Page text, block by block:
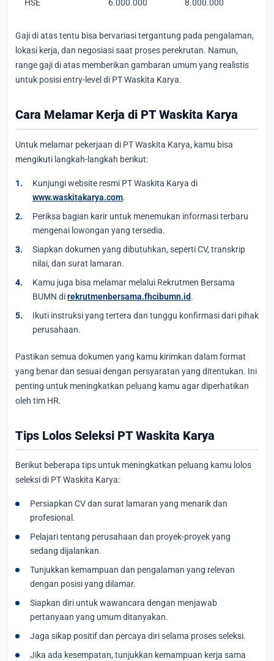
HSE 6.000.000 8.000.000
Gaji di atas tentu bisa bervariasi tergantung pada pengalaman,
lokasi kerja, dan negosiasi saat proses perekrutan. Namun,
range gaji di atas memberikan gambaran umum yang realistis
untuk posisi entry-level di PT Waskita Karya.
Cara Melamar Kerja di PT Waskita Karya
Untuk melamar pekerjaan di PT Waskita Karya, kamu bisa
mengikuti langkah-langkah berikut:
Kunjungi website resmi PT Waskita Karya di
www.waskitakarya.com.
Periksa bagian karir untuk menemukan informasi terbaru
mengenai lowongan yang tersedia.
Siapkan dokumen yang dibutuhkan, seperti CV, transkrip
nilai, dan surat lamaran.
Kamu juga bisa melamar melalui Rekrutmen Bersama
BUMN direkrutmenbersama.fhcibumn.id.
Ikuti instruksi yang tertera dan tunggu konfirmasi dari pihak
perusahaan.
Pastikan semua dokumen yang kamu kirimkan dalam format
yang benar dan sesuai dengan persyaratan yang ditentukan. Ini
penting untuk meningkatkan peluang kamu agar diperhatikan
oleh tim HR.
Tips Lolos Seleksi PT Waskita Karya
Berikut beberapa tips untuk meningkatkan peluang kamu lolos
seleksi di PT Waskita Karya:
Persiapkan CV dan surat lamaran yang menarik dan
profesional.
Pelajari tentang perusahaan dan proyek-proyek yang
sedang dijalankan.
Tunjukkan kemampuan dan pengalaman yang relevan
dengan posisi yang dilamar.
Siapkan diri untuk wawancara dengan menjawab
pertanyaan yang umum ditanyakan.
Jaga sikap positif dan percaya diri selama proses seleksi.
Jika ada kesempatan, tunjukkan kemampuan kerja sama